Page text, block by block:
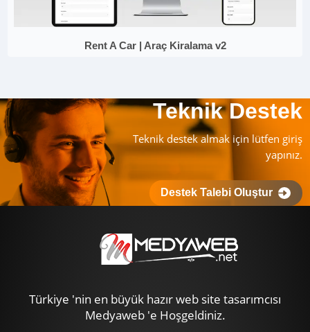
Rent A Car | Araç Kiralama v2
Teknik Destek
Teknik destek almak için lütfen giriş
yapınız.
Destek Talebi Oluştur
Türkiye 'nin en büyük hazır web site tasarımcısı
Medyaweb 'e Hoşgeldiniz.